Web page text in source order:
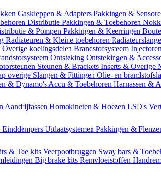
Gaskleppen & Adapters Pakkingen &
Distributie Pakkingen & Toebehoren
& Pompen Pakkingen & Keerringen
Radiateuren & Kleine toebehoren
Overige koelingsdelen Brandstofsysteem
Ontsteking Ontstekingen &
Steunen & Brackets Inserts & Overige
overige Slangen & Fittingen Olie- en
& Dynamo's Accu & Toebehoren Harnassen &
Aandrijfassen Homokineten & Hoezen LSD's
Einddempers Uitlaatsystemen Pakkingen &
& Toe kits Veerpootbruggen Sway bars &
Big brake kits Remvloeistoffen